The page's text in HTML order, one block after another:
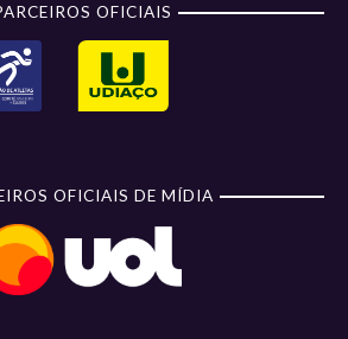
OFICIAIS
OFICIAIS DE MÍDIA